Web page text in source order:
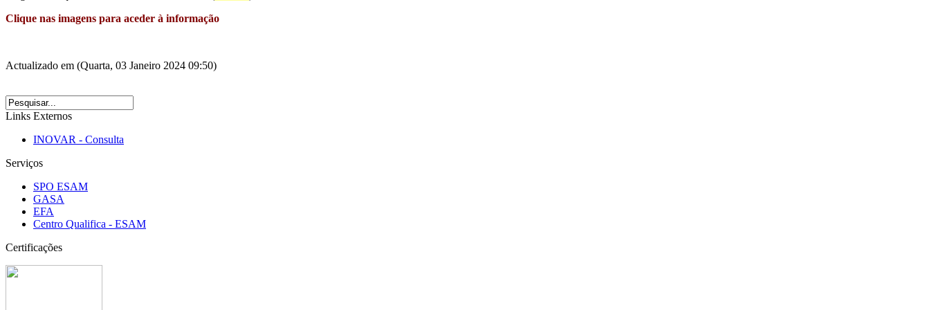
Clique nas imagens para aceder à informação
Actualizado em (Quarta, 03 Janeiro 2024 09:50)
Links Externos
INOVAR - Consulta
Serviços
SPO ESAM
GASA
EFA
Centro Qualifica - ESAM
Certificações